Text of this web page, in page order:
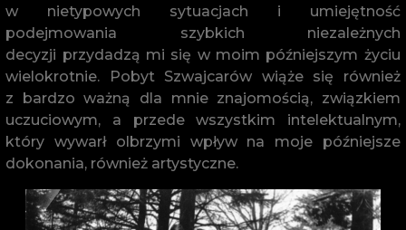
w nietypowych sytuacjach i umiejętność
podejmowania szybkich niezależnych
decyzji przydadzą mi się w moim późniejszym życiu
wielokrotnie. Pobyt Szwajcarów wiąże się również
z bardzo ważną dla mnie znajomością, związkiem
uczuciowym, a przede wszystkim intelektualnym,
który wywarł olbrzymi wpływ na moje późniejsze
dokonania, również artystyczne.